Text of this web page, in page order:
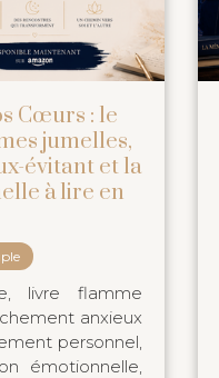
Cœurs : le
jumelles,
évitant et la
à lire en
livre flamme
anxieux
personnel,
émotionnelle,